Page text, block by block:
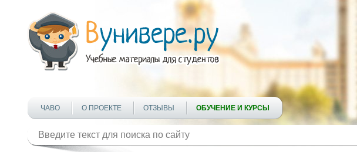
ЧАВО О ПРОЕКТЕ ОТЗЫВЫ ОБУЧЕНИЕ И КУРСЫ